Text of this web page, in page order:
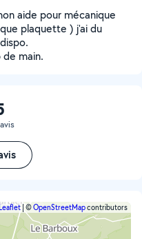
aide pour mécanique
plaquette ) j'ai du
main.
| ©OpenStreetMapcontributors